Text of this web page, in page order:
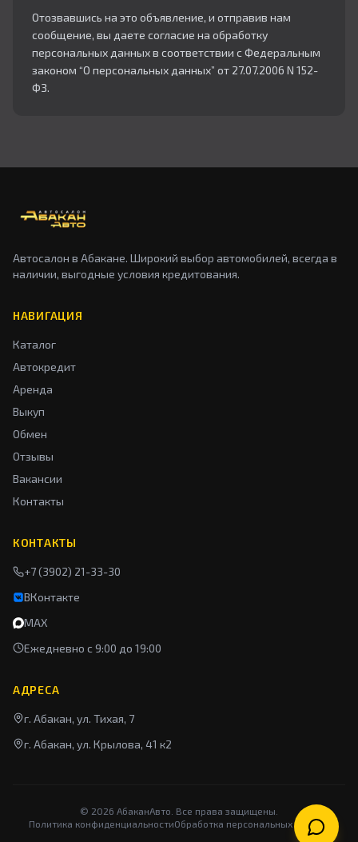
Отозвавшись на это объявление, и отправив нам
сообщение, вы даете согласие на обработку
персональных данных в соответствии с Федеральным
законом “О персональных данных” от 27.07.2006 N 152-
ФЗ.
Автосалон в Абакане. Широкий выбор автомобилей, всегда в
наличии, выгодные условия кредитования.
НАВИГАЦИЯ
Каталог
Автокредит
Аренда
Выкуп
Обмен
Отзывы
Вакансии
Контакты
КОНТАКТЫ
+7 (3902) 21-33-30
ВКонтакте
MAX
Ежедневно с 9:00 до 19:00
АДРЕСА
г. Абакан, ул. Тихая, 7
г. Абакан, ул. Крылова, 41 к2
© 2026 АбаканАвто. Все права защищены.
Политика конфиденциальностиОбработка персональных данных